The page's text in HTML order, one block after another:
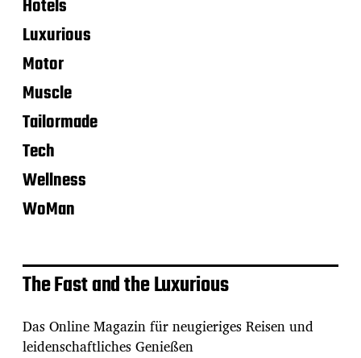
Hotels
Luxurious
Motor
Muscle
Tailormade
Tech
Wellness
WoMan
The Fast and the Luxurious
Das Online Magazin für neugieriges Reisen und
leidenschaftliches Genießen